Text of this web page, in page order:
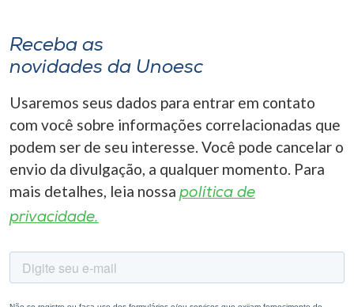
Receba as
novidades da Unoesc
Usaremos seus dados para entrar em contato
com você sobre informações correlacionadas que
podem ser de seu interesse. Você pode cancelar o
envio da divulgação, a qualquer momento. Para
mais detalhes, leia nossa política de
privacidade.